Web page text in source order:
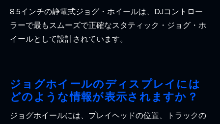
8.5インチの静電式ジョグ・ホイールは、DJコントロー
ラーで最もスムーズで正確なスタティック・ジョグ・ホ
イールとして設計されています。
ジョグホイールのディスプレイには
どのような情報が表示されますか？
ジョグホイールには、プレイヘッドの位置、トラックの